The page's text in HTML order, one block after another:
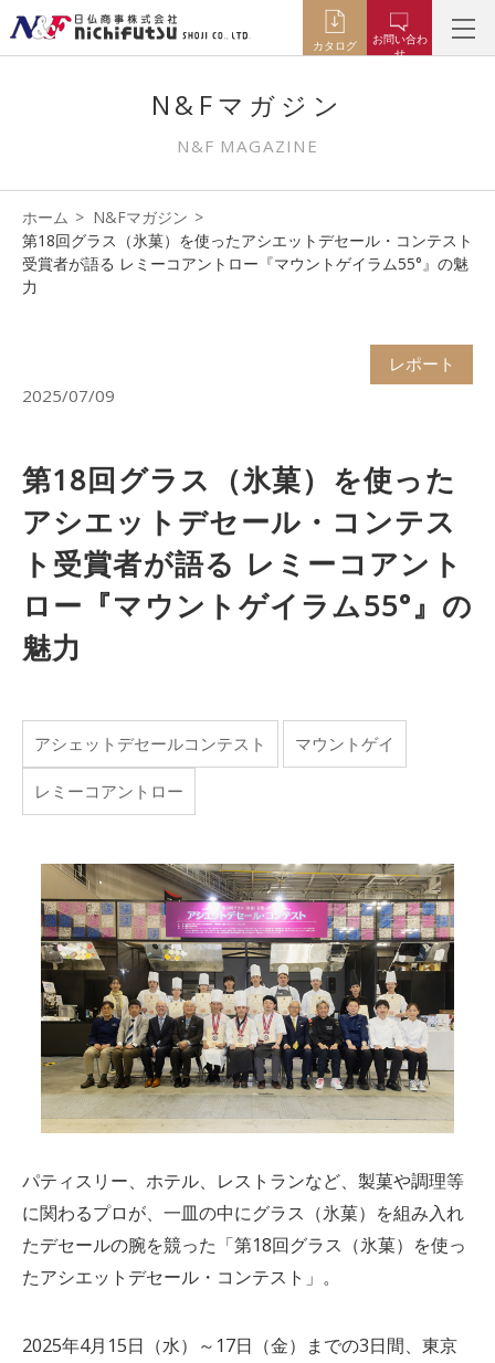
カタログ
お問い合わ
せ
N&Fマガジン
N&F MAGAZINE
ホーム
N&Fマガジン
第18回グラス（氷菓）を使ったアシエットデセール・コンテスト
受賞者が語る レミーコアントロー『マウントゲイラム55°』の魅
力
レポート
2025/07/09
第18回グラス（氷菓）を使った
アシエットデセール・コンテス
ト受賞者が語る レミーコアント
ロー『マウントゲイラム55°』の
魅力
アシェットデセールコンテスト マウントゲイ
レミーコアントロー
パティスリー、ホテル、レストランなど、製菓や調理等
に関わるプロが、一皿の中にグラス（氷菓）を組み入れ
たデセールの腕を競った「第18回グラス（氷菓）を使っ
たアシエットデセール・コンテスト」。
2025年4月15日（水）～17日（金）までの3日間、東京